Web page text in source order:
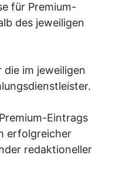
für Premium-
des jeweiligen
im jeweiligen
Eintrags
erfolgreicher
redaktioneller